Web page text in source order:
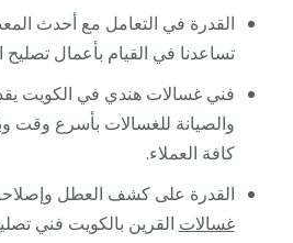
القدرة في التعامل مع أحدث
تساعدنا في القيام بأعمال تصليح
فني غسالات هندي في الكويت
والصيانة للغسالات بأسرع وقت
كافة العملاء.
القدرة على كشف العطل وإصلاحه
غسالات القرين بالكويت فني